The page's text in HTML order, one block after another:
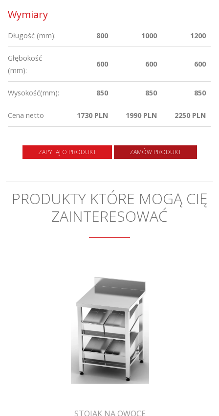
Wymiary
Długość (mm): 800 1000 1200
Głębokość
(mm):
600 600 600
Wysokość(mm): 850 850 850
Cena netto 1730 PLN 1990 PLN 2250 PLN
ZAPYTAJ O PRODUKT ZAMÓW PRODUKT
PRODUKTY KTÓRE MOGĄ CIĘ
ZAINTERESOWAĆ
STOJAK NA OWOCE